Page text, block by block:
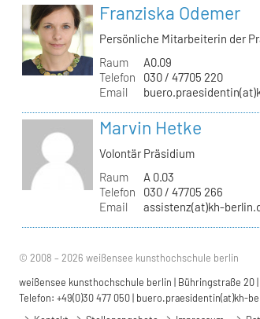
Franziska Odemer
Persönliche Mitarbeiterin der
Raum
A0.09
Telefon
030 / 47705 220
Email
Marvin Hetke
Volontär Präsidium
Raum
A 0.03
Telefon
030 / 47705 266
Email
assistenz(at)kh-
© 2008 – 2026 weißensee kunsthochschule berlin
weißensee kunsthochschule berlin | Bühringstraße 20 |
Telefon: +49(0)30 477 050 | buero.praesidentin(at)kh-